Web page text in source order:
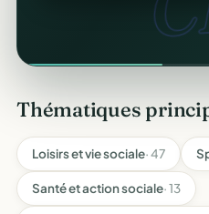
Thématiques
Loisirs et vie sociale· 47
Santé et action sociale· 13